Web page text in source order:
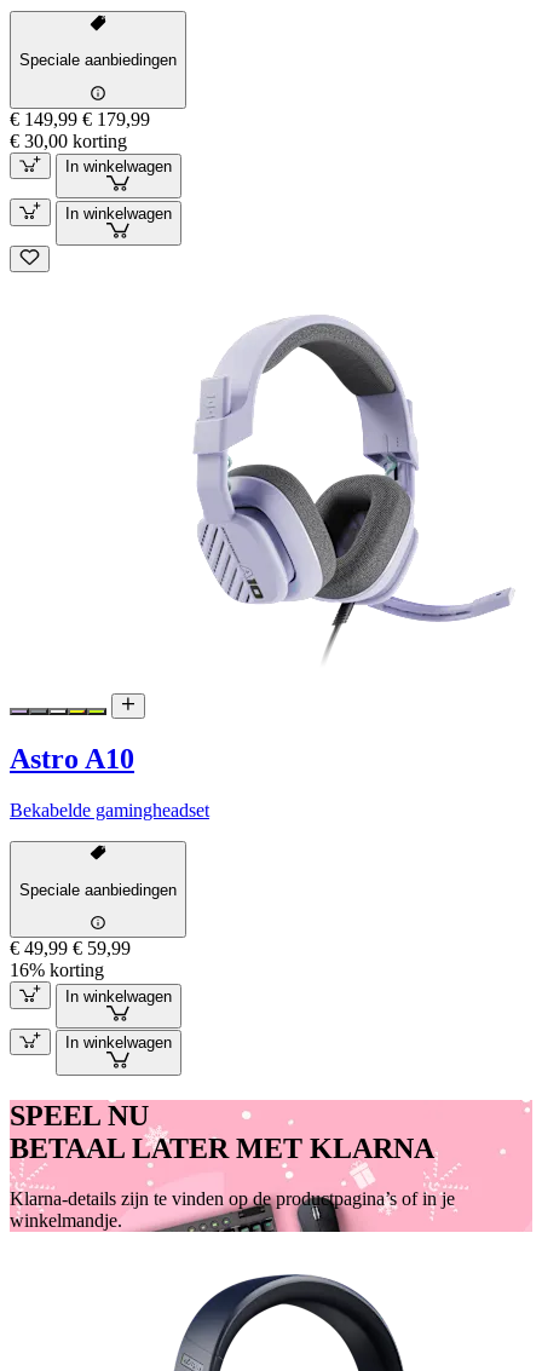
Speciale aanbiedingen
€ 149,99 € 179,99
€ 30,00 korting
In winkelwagen
In winkelwagen
Astro A10
Bekabelde gamingheadset
Speciale aanbiedingen
€ 49,99 € 59,99
16% korting
In winkelwagen
In winkelwagen
SPEEL NU
BETAAL LATER MET KLARNA
Klarna-details zijn te vinden op de productpagina’s of in je
winkelmandje.